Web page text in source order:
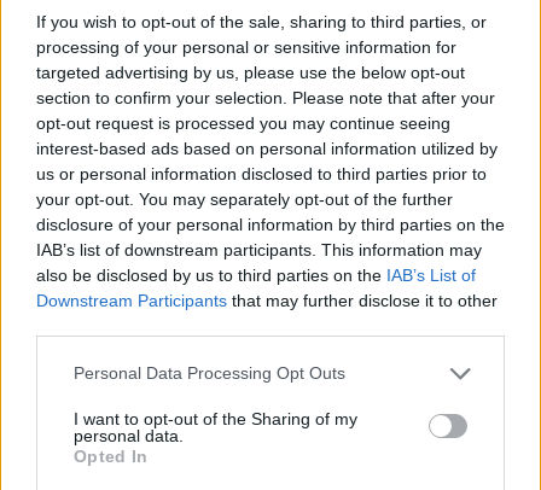
If you wish to opt-out of the sale, sharing to third parties, or
processing of your personal or sensitive information for
targeted advertising by us, please use the below opt-out
section to confirm your selection. Please note that after your
opt-out request is processed you may continue seeing
interest-based ads based on personal information utilized by
us or personal information disclosed to third parties prior to
your opt-out. You may separately opt-out of the further
disclosure of your personal information by third parties on the
IAB’s list of downstream participants. This information may
also be disclosed by us to third parties on the IAB’s List of
Downstream Participants that may further disclose it to other
Personal Data Processing Opt Outs
I want to opt-out of the Sharing of my
personal data.
Opted In
Sándor Ella: Na, indíts, s
menjünk!
A rovat további cikkei